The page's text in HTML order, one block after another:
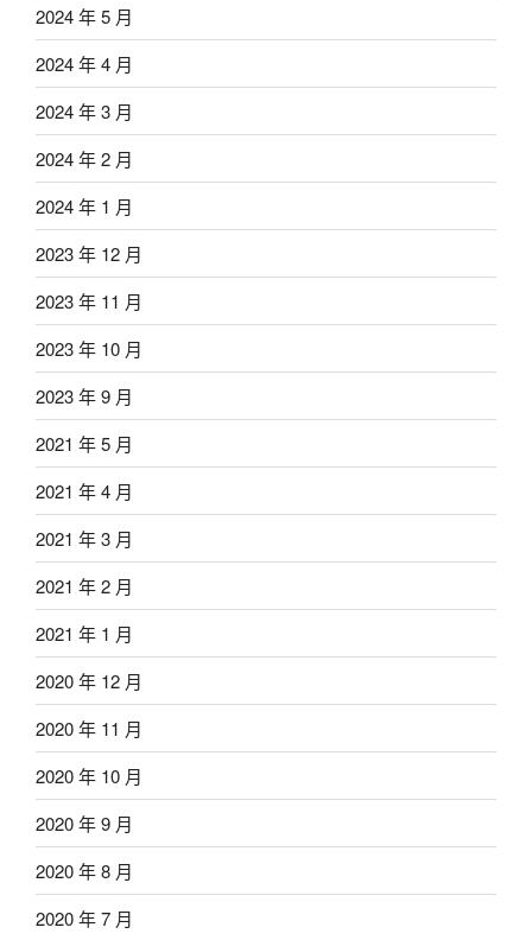
2024 年 5 月
2024 年 4 月
2024 年 3 月
2024 年 2 月
2024 年 1 月
2023 年 12 月
2023 年 11 月
2023 年 10 月
2023 年 9 月
2021 年 5 月
2021 年 4 月
2021 年 3 月
2021 年 2 月
2021 年 1 月
2020 年 12 月
2020 年 11 月
2020 年 10 月
2020 年 9 月
2020 年 8 月
2020 年 7 月